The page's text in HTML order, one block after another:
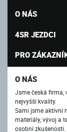
O NÁS
4SR JEZDCI
PRO
O NÁS
Jsme česká firma,
nejvyšší kvality.
Sami jsme aktivní
materiály, vývoj a
osobní zkušenosti.